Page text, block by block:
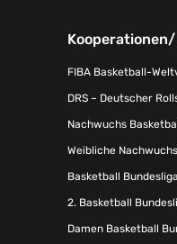
FIBA Basketball-
DRS – Deutscher
Nachwuchs
Weibliche
Basketball
2. Basketball
Damen Basketball